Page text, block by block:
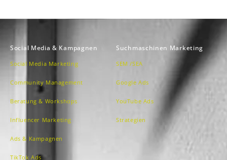
Social Media & Kampagnen
Social Media Marketing
Community Management
Beratung & Workshops
Influencer Marketing
Ads & Kampagnen
TikTok Ads
Suchmaschinen Marketing
SEM /SEA
Google Ads
YouTube Ads
Strategien